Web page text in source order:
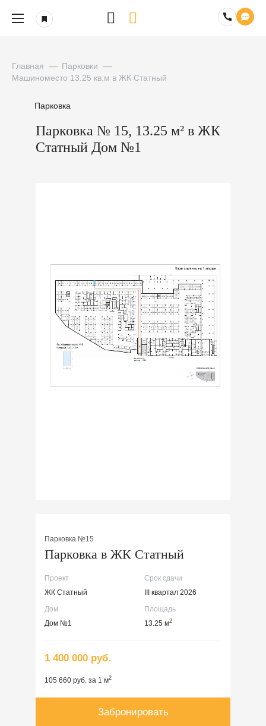
Главная
Парковки
Машиноместо 13.25 кв.м в ЖК Статный
Парковка
Парковка № 15, 13.25 м² в ЖК
Статный Дом №1
Парковка №15
Парковка в ЖК Статный
Проект
ЖК Статный
Срок сдачи
III квартал 2026
Дом
Дом №1
Площадь
13.25 м2
1 400 000 руб.
105 660 руб. за 1 м2
Забронировать